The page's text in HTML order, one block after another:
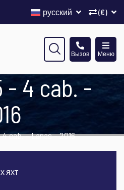
(€)
русский
Меню
Вызов
- 4 cab. -
cab. - Lanas - 2016
яхт